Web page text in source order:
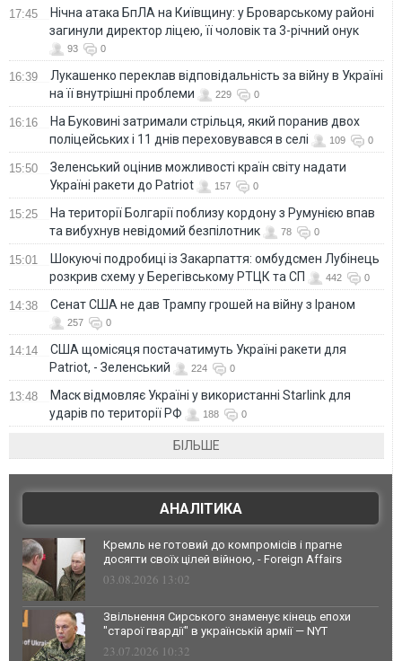
17:45
Нічна атака БпЛА на Київщину: у Броварському районі
загинули директор ліцею, її чоловік та 3-річний онук
93 0
16:39
Лукашенко переклав відповідальність за війну в Україні
на її внутрішні проблеми
229 0
16:16
На Буковині затримали стрільця, який поранив двох
поліцейських і 11 днів переховувався в селі
109 0
15:50
Зеленський оцінив можливості країн світу надати
Україні ракети до Patriot
157 0
15:25
На території Болгарії поблизу кордону з Румунією впав
та вибухнув невідомий безпілотник
78 0
15:01
Шокуючі подробиці із Закарпаття: омбудсмен Лубінець
розкрив схему у Берегівському РТЦК та СП
442 0
14:38 Сенат США не дав Трампу грошей на війну з Іраном
257 0
14:14
США щомісяця постачатимуть Україні ракети для
Patriot, - Зеленський
224 0
13:48
Маск відмовляє Україні у використанні Starlink для
ударів по території РФ
188 0
БІЛЬШЕ
АНАЛІТИКА
Кремль не готовий до компромісів і прагне
досягти своїх цілей війною, - Foreign Affairs
03.08.2026 13:02
Звільнення Сирського знаменує кінець епохи
"старої гвардії" в українській армії — NYT
23.07.2026 10:32